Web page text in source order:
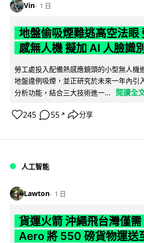
Vin 1 日
地盤偷吸煙難逃高空法眼
感無人機 擬加 AI 人臉識
勞工處投入配備熱感應鏡頭的小型無人機
地盤違例吸煙，並正研究於未來一年內引
分析功能，結合三大技術進一...
閱讀全
245 55 ↗ 分享
人工智能
Lawton 1 日
貨運火箭 沖繩飛台灣僅
Aero 將 550 磅貨物運送